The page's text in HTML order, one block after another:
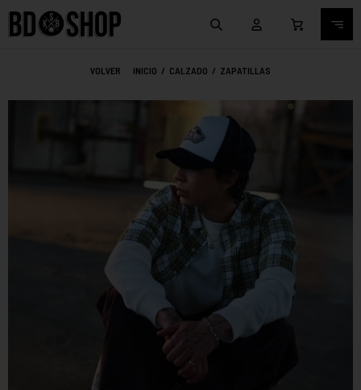
VOLVER INICIO / CALZADO / ZAPATILLAS